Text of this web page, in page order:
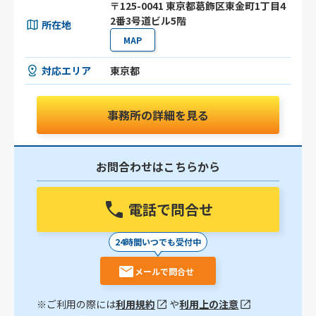
所在地
〒125-0041 東京都葛飾区東金町1丁目4
2番3号道ビル5階
MAP
対応エリア 東京都
事務所の詳細を見る
お問合わせはこちらから
電話で問合せ
24時間いつでも受付中
メールで問合せ
※ご利用の際には利用規約 や利用上の注意